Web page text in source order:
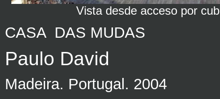
Vista desde acceso por
CASA DAS MUDAS
Paulo David
Madeira. Portugal. 2004